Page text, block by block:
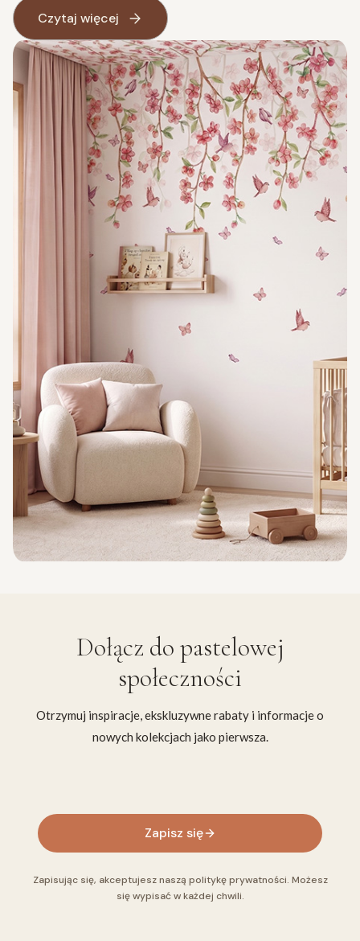
Czytaj więcej
Dołącz do pastelowej
społeczności
Otrzymuj inspiracje, ekskluzywne rabaty i informacje o
nowych kolekcjach jako pierwsza.
Zapisz się
Zapisując się, akceptujesz naszą politykę prywatności. Możesz
się wypisać w każdej chwili.